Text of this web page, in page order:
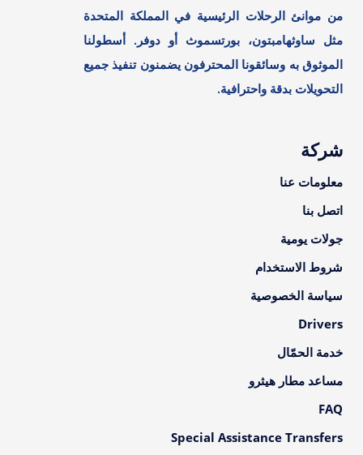
من موانئ الرحلات الرئيسية في المملكة المتحدة
مثل ساوثهامبتون، بورتسموث أو دوفر. أسطولنا
الموثوق به وسائقونا المحترفون يضمنون تنفيذ جميع
التحويلات بدقة واحترافية.
شركة
معلومات عنا
اتصل بنا
جولات يومية
شروط الاستخدام
سياسة الخصوصية
Drivers
خدمة الحمّال
مساعد مطار هيثرو
FAQ
Special Assistance Transfers